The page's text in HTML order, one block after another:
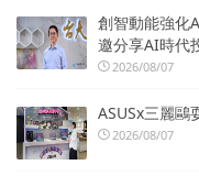
創智動能強化
邀分享AI時代
2026/08/07
ASUSx三麗鷗
2026/08/07